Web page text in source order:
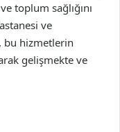
toplum sağlığını
ve
bu hizmetlerin
gelişmekte ve